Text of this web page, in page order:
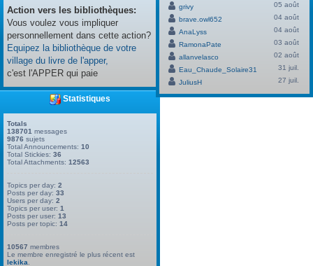
Action vers les bibliothèques:
Vous voulez vous impliquer
personnellement dans cette action?
Equipez la bibliothèque de votre
village du livre de l'apper,
c'est l'APPER qui paie
Statistiques
Totals
138701 messages
9876 sujets
Total Announcements: 10
Total Stickies: 36
Total Attachments: 12563
Topics per day: 2
Posts per day: 33
Users per day: 2
Topics per user: 1
Posts per user: 13
Posts per topic: 14
10567 membres
Le membre enregistré le plus récent est
Iekika
grivy
05 août
brave.owl652
04 août
AnaLyss
04 août
RamonaPate
03 août
allanvelasco
02 août
Eau_Chaude_Solaire31
31 juil.
JuliusH
27 juil.